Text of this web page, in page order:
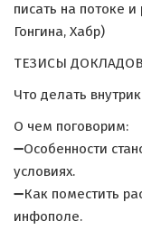
писать на потоке
Гонгина, Хабр)
ТЕЗИСЫ ДОКЛАДОВ
Что делать
О чем поговорим:
➖Особенности
условиях.
➖Как поместить
инфополе.